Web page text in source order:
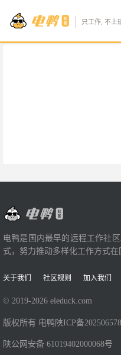
只工作, 不上
电鸭是国内最早的远程工作社
式，努力推动多样化工作方式在
关于我们 社区规则 加入我们
© 2019-2026 eleduck.com
版权所有 电鸭 陕ICP备
陕公网安备 61019402000068号